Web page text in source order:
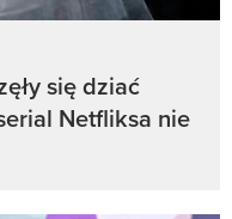
się dziać
Netfliksa nie